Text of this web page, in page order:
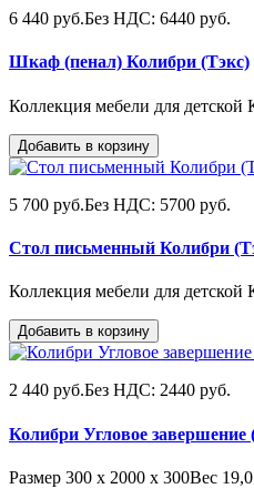
6 440 руб.Без НДС: 6440 руб.
Шкаф (пенал) Колибри (Тэкс)
Коллекция мебели для детской
Добавить в корзину
5 700 руб.Без НДС: 5700 руб.
Стол письменный Колибри
Коллекция мебели для детской
Добавить в корзину
2 440 руб.Без НДС: 2440 руб.
Колибри Угловое завершение
Размер 300 х 2000 х 300Вес